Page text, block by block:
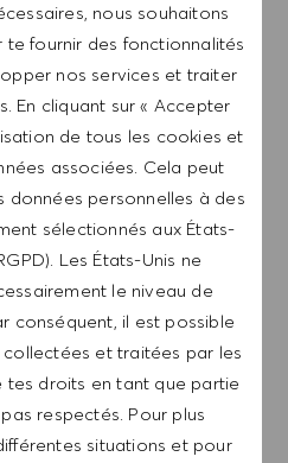
nous souhaitons
fournir des fonctionnalités
nos services et traiter
En cliquant sur « Accepter
de tous les cookies et
associées. Cela peut
données personnelles à des
sélectionnés aux États-
Les États-Unis ne
le niveau de
conséquent, il est possible
et traitées par les
droits en tant que partie
respectés. Pour plus
situations et pour
je consens à
des offres d'emploi
à des événements
carrière, que je peux
par exemple en
e-mail. Je
personnelles seront
la
POLITIQUE DE